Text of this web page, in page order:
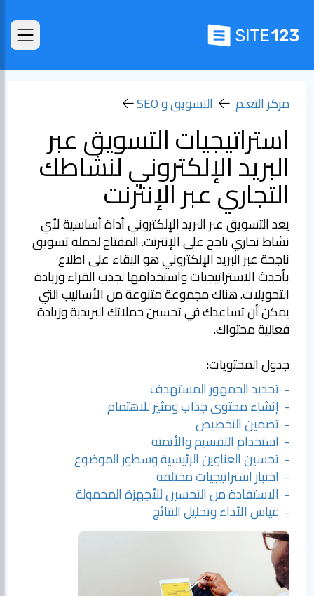
مركز التعلم التسويق و SEO
استراتيجيات التسويق عبر
البريد الإلكتروني لنشاطك
التجاري عبر الإنترنت
يعد التسويق عبر البريد الإلكتروني أداة أساسية لأي
نشاط تجاري ناجح على الإنترنت. المفتاح لحملة تسويق
ناجحة عبر البريد الإلكتروني هو البقاء على اطلاع
بأحدث الاستراتيجيات واستخدامها لجذب القراء وزيادة
التحويلات. هناك مجموعة متنوعة من الأساليب التي
يمكن أن تساعدك في تحسين حملاتك البريدية وزيادة
فعالية محتواك.
جدول المحتويات:
- تحديد الجمهور المستهدف
- إنشاء محتوى جذاب ومثير للاهتمام
- تضمين التخصيص
- استخدام التقسيم والأتمتة
- تحسين العناوين الرئيسية وسطور الموضوع
- اختبار استراتيجيات مختلفة
- الاستفادة من التحسين للأجهزة المحمولة
- قياس الأداء وتحليل النتائج